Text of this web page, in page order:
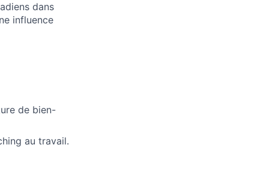
dans
influence
de bien-
au travail.